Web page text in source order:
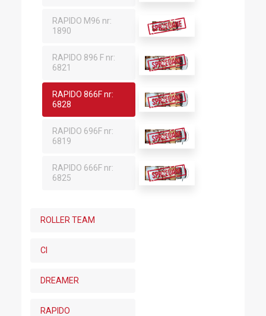
RAPIDO M96 nr:
1890
RAPIDO 896 F nr:
6821
RAPIDO 866F nr:
6828
RAPIDO 696F nr:
6819
RAPIDO 666F nr:
6825
ROLLER TEAM
CI
DREAMER
RAPIDO